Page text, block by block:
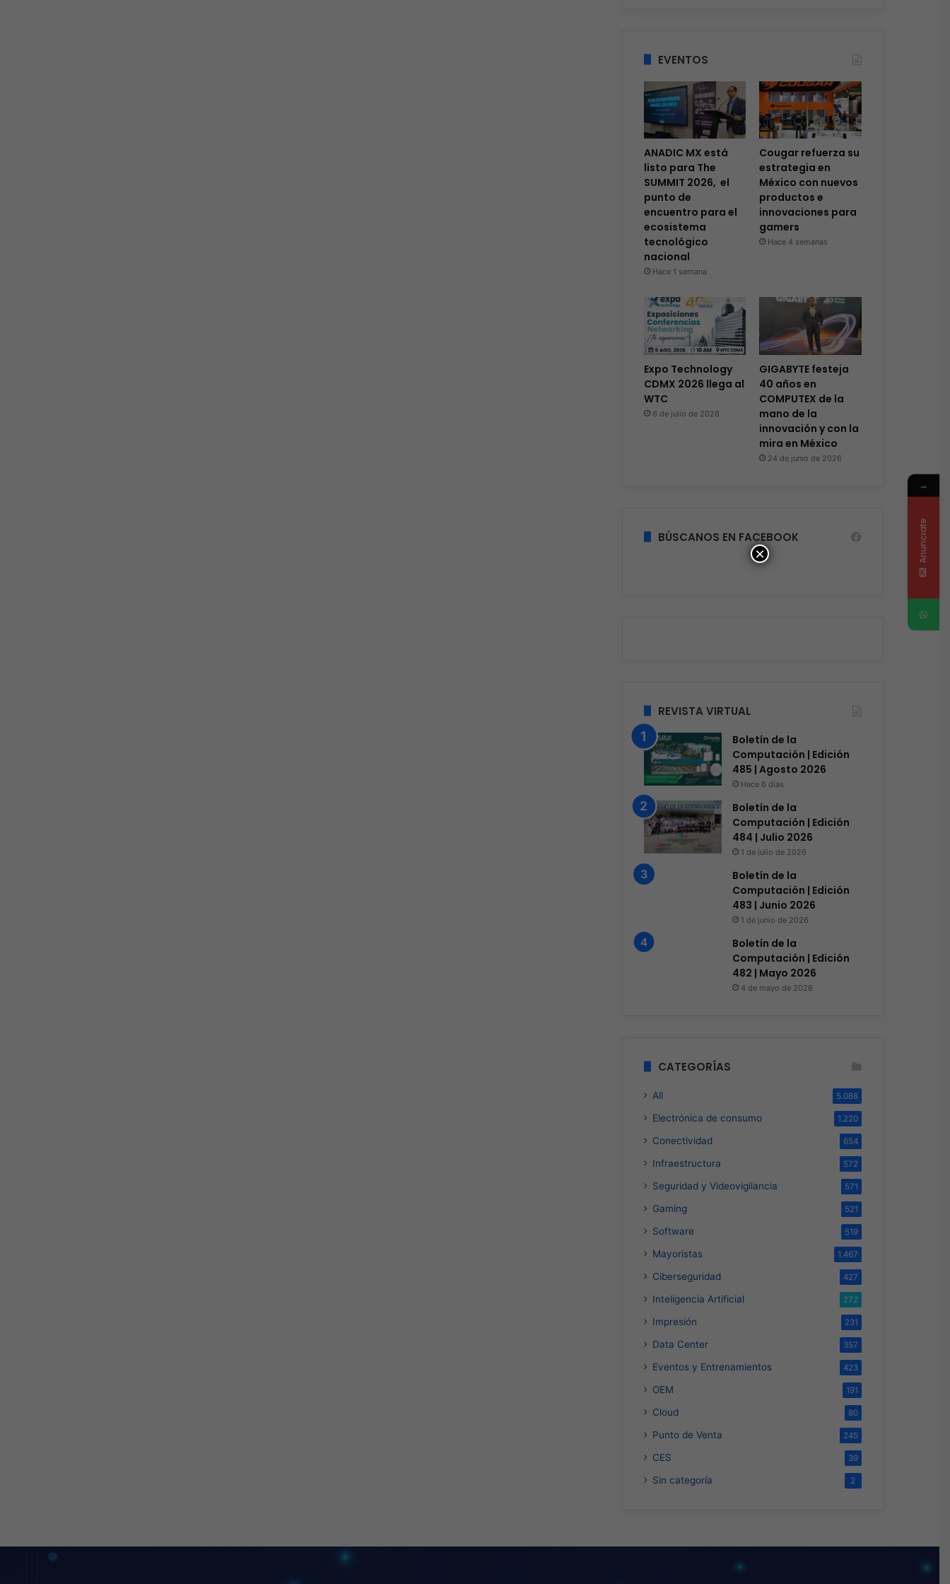
EVENTOS
ANADIC MX está
listo para The
SUMMIT 2026, el
punto de
encuentro para el
ecosistema
tecnológico
nacional
Hace 1 semana
Cougar refuerza su
estrategia en
México con nuevos
productos e
innovaciones para
gamers
Hace 4 semanas
Expo Technology
CDMX 2026 llega al
WTC
6 de julio de 2026
GIGABYTE festeja
40 años en
COMPUTEX de la
mano de la
innovación y con la
mira en México
24 de junio de 2026
BÚSCANOS EN FACEBOOK
REVISTA VIRTUAL
Boletín de la
Computación | Edición
485 | Agosto 2026
Hace 6 días
Boletín de la
Computación | Edición
484 | Julio 2026
1 de julio de 2026
Boletín de la
Computación | Edición
483 | Junio 2026
1 de junio de 2026
Boletín de la
Computación | Edición
482 | Mayo 2026
4 de mayo de 2026
CATEGORÍAS
All 5.088
Electrónica de consumo 1.220
Conectividad 654
Infraestructura 572
Seguridad y Videovigilancia 571
Gaming 521
Software 519
Mayoristas 1.467
Ciberseguridad 427
Inteligencia Artificial 272
Impresión 231
Data Center 357
Eventos y Entrenamientos 423
OEM 191
Cloud 80
Punto de Venta 245
CES 39
Sin categoría 2
×
→
Anunciate